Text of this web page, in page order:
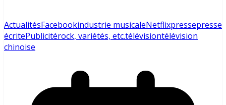
ActualitésFacebookindustrie musicaleNetflixpressepresse
écritePublicitérock, variétés, etc.télévisiontélévision
chinoise